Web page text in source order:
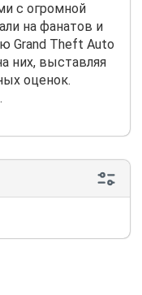
с огромной
на фанатов и
Grand Theft Auto
них, выставляя
оценок.